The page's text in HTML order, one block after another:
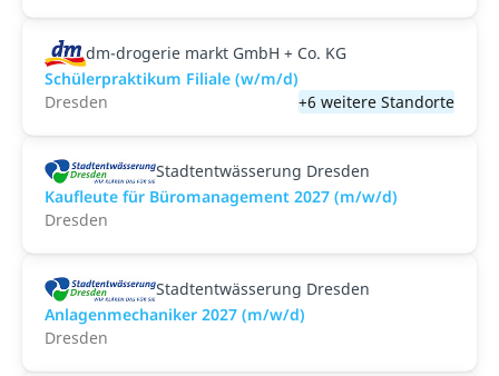
dm-drogerie markt GmbH + Co. KG
Schülerpraktikum Filiale (w/m/d)
Dresden
+6 weitere Standorte
Stadtentwässerung Dresden
Kaufleute für Büromanagement 2027 (m/w/d)
Dresden
Stadtentwässerung Dresden
Anlagenmechaniker 2027 (m/w/d)
Dresden